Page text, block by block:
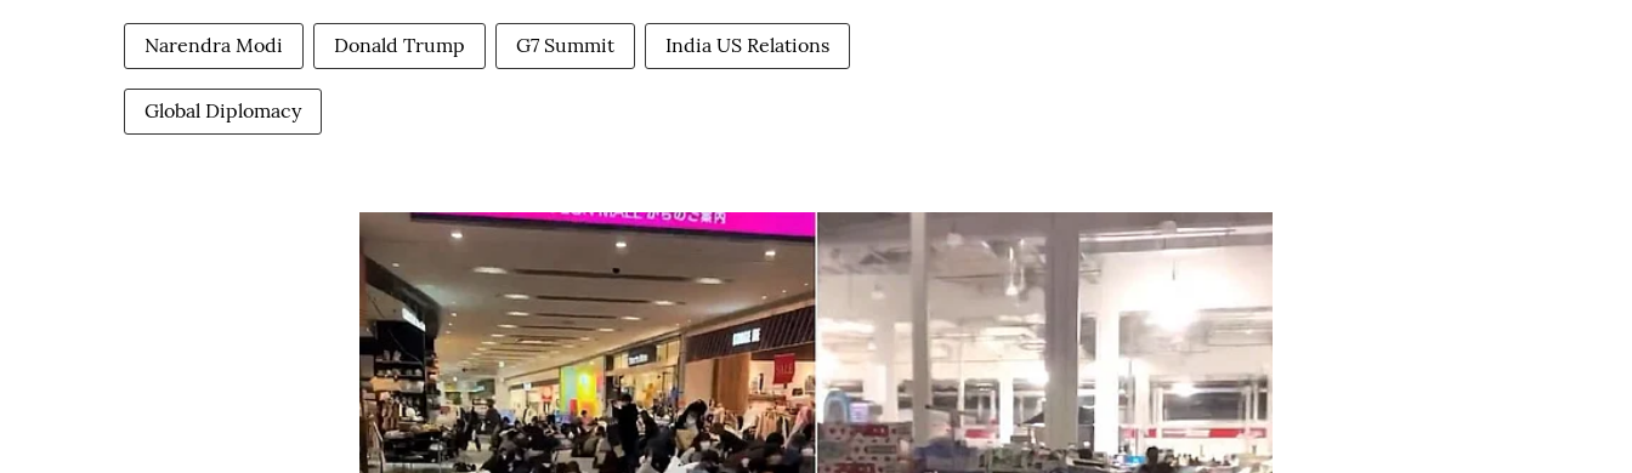
Narendra Modi Donald Trump G7 Summit India US Relations
Global Diplomacy